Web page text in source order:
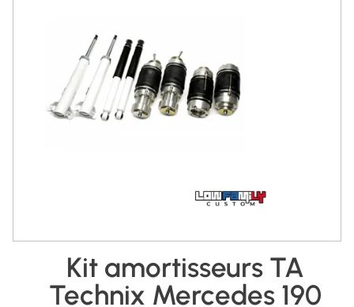
Kit amortisseurs TA
Technix Mercedes 190